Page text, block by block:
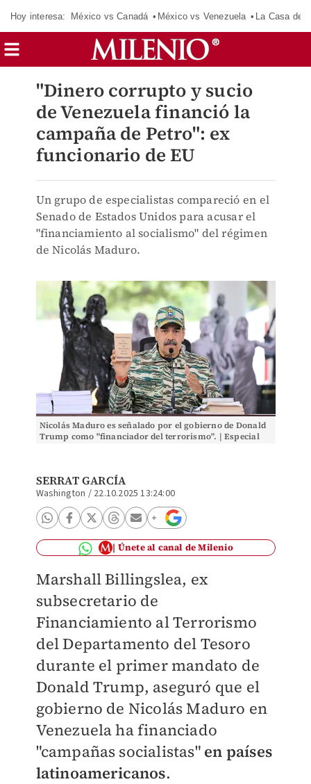
Hoy interesa: México vs Canadá México vs Venezuela La Casa de
"Dinero corrupto y sucio
de Venezuela financió la
campaña de Petro": ex
funcionario de EU
Un grupo de especialistas compareció en el
Senado de Estados Unidos para acusar el
"financiamiento al socialismo" del régimen
de Nicolás Maduro.
Nicolás Maduro es señalado por el gobierno de Donald
Trump como "financiador del terrorismo". | Especial
SERRAT GARCÍA
Washington / 22.10.2025 13:24:00
Únete al canal de Milenio
Marshall Billingslea, ex
subsecretario de
Financiamiento al Terrorismo
del Departamento del Tesoro
durante el primer mandato de
Donald Trump, aseguró que el
gobierno de Nicolás Maduro en
Venezuela ha financiado
"campañas socialistas" en países
latinoamericanos.